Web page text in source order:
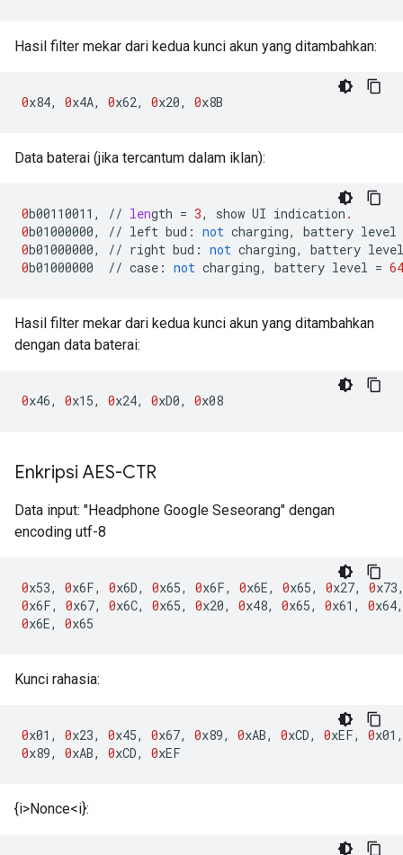
Hasil filter mekar dari kedua kunci akun yang ditambahkan:
0x84, 0x4A, 0x62, 0x20, 0x8B
Data baterai (jika tercantum dalam iklan):
0b00110011 , // length = 3, show UI indication .
0b01000000, // left bud : not charging, battery level
0b01000000, // right bud : not charging, battery level
0b01000000 // case : not charging, battery level =
Hasil filter mekar dari kedua kunci akun yang ditambahkan
dengan data baterai:
0x46, 0x15, 0x24, 0xD0, 0x08
Enkripsi AES-CTR
Data input: "Headphone Google Seseorang" dengan
encoding utf-8
0x53, 0x6F, 0x6D, 0x65, 0x6F, 0x6E, 0x65, 0x27, 0x73
0x6F, 0x67, 0x6C, 0x65, 0x20, 0x48, 0x65, 0x61 , 0x64,
0x6E, 0x65
Kunci rahasia:
0x01 , 0x23, 0x45, 0x67, 0x89, 0xAB, 0xCD, 0xEF, 0x01 ,
0x89, 0xAB, 0xCD, 0xEF
{i>Nonce<i}: